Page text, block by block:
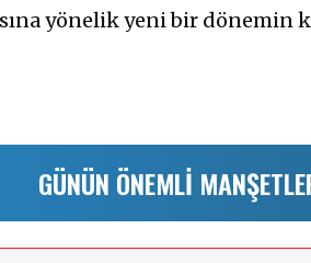
yönelik yeni bir dönemin
GÜNÜN ÖNEMLİ